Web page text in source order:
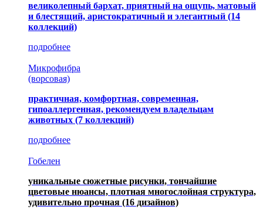
великолепный бархат, приятный на ощупь, матовый
и блестящий, аристократичный и элегантный (14
коллекций)
подробнее
Микрофибра
(ворсовая)
практичная, комфортная, современная,
гипоаллергенная, рекомендуем владельцам
животных (7 коллекций)
подробнее
Гобелен
уникальные сюжетные рисунки, тончайшие
цветовые нюансы, плотная многослойная структура,
удивительно прочная (16 дизайнов)